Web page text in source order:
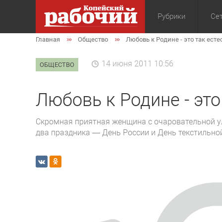
Рубрики
Общество
Главная Общество Любовь к Родине - это так
ОБЩЕСТВО 14 июня 2011 10:56
Любовь к Родине -
Скромная приятная женщина с
два праздника — День России и День